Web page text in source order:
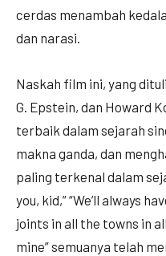
cerdas menambah
dan narasi.
Naskah film ini, yang
G. Epstein, dan Howard
terbaik dalam sejarah
makna ganda, dan
paling terkenal dalam
you, kid,” “We’ll always
joints in all the towns in
mine” semuanya telah